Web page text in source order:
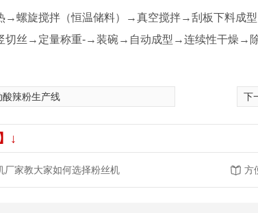
→螺旋搅拌（恒温储料）→真空搅拌→刮板下料
切丝→定量称重-→装碗→自动成型→连续性干燥→
酸辣粉生产线 下
↓
厂家教大家如何选择粉丝机